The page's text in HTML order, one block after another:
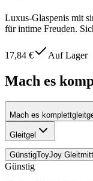
Luxus-Glaspenis mit
für intime Freuden.
17,84 € Auf Lager
Mach es
Mach es komplett
Gleitgel
GünstigToyJoy
Günstig